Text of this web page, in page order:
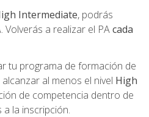
Intermediate, podrás
Volverás a realizar el PAcada
tu programa de formación de
al menos el nivel High
de competencia dentro de
la inscripción.